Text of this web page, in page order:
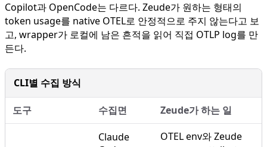
Copilot과 OpenCode는 다르다. Zeude가 원하는 형태의
token usage를 native OTEL로 안정적으로 주지 않는다고 보
고, wrapper가 로컬에 남은 흔적을 읽어 직접 OTLP log를 만
든다.
CLI별 수집 방식
도구 수집면 Zeude가 하는 일
Claude
OTEL env와 Zeude